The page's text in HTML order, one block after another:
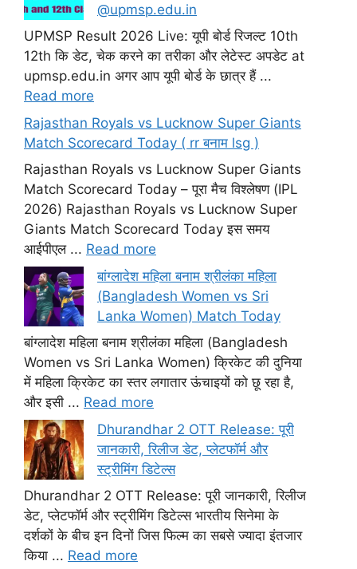
@upmsp.edu.in
UPMSP Result 2026 Live: यूपी बोर्ड रिजल्ट 10th
12th कि डेट, चेक करने का तरीका और लेटेस्ट अपडेट at
upmsp.edu.in अगर आप यूपी बोर्ड के छात्र हैं ...
Read more
Rajasthan Royals vs Lucknow Super Giants
Match Scorecard Today ( rr बनाम lsg )
Rajasthan Royals vs Lucknow Super Giants
Match Scorecard Today – पूरा मैच विश्लेषण (IPL
2026) Rajasthan Royals vs Lucknow Super
Giants Match Scorecard Today इस समय
आईपीएल ... Read more
बांग्लादेश महिला बनाम श्रीलंका महिला
(Bangladesh Women vs Sri
Lanka Women) Match Today
बांग्लादेश महिला बनाम श्रीलंका महिला (Bangladesh
Women vs Sri Lanka Women) क्रिकेट की दुनिया
में महिला क्रिकेट का स्तर लगातार ऊंचाइयों को छू रहा है,
और इसी ... Read more
Dhurandhar 2 OTT Release: पूरी
जानकारी, रिलीज डेट, प्लेटफॉर्म और
स्ट्रीमिंग डिटेल्स
Dhurandhar 2 OTT Release: पूरी जानकारी, रिलीज
डेट, प्लेटफॉर्म और स्ट्रीमिंग डिटेल्स भारतीय सिनेमा के
दर्शकों के बीच इन दिनों जिस फिल्म का सबसे ज्यादा इंतजार
किया ... Read more